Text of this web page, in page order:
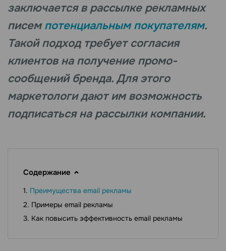
заключается в рассылке рекламных
писем потенциальным покупателям.
Такой подход требует согласия
клиентов на получение промо-
сообщений бренда. Для этого
маркетологи дают им возможность
подписаться на рассылки компании.
Содержание
Преимущества email рекламы
Примеры email рекламы
Как повысить эффективность email рекламы